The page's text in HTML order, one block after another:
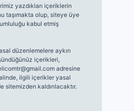
yazdıkları içeriklerin
taşımakta olup, siteye üye
kabul etmiş
düzenlemelere aykırı
içerikleri,
adresine
ilgili içerikler yasal
sitemizden kaldırılacaktır.